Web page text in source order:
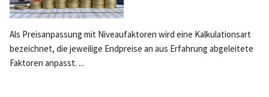
Als Preisanpassung mit Niveaufaktoren wird eine Kalkulationsart
bezeichnet, die jeweilige Endpreise an aus Erfahrung abgeleitete
Faktoren anpasst. ...